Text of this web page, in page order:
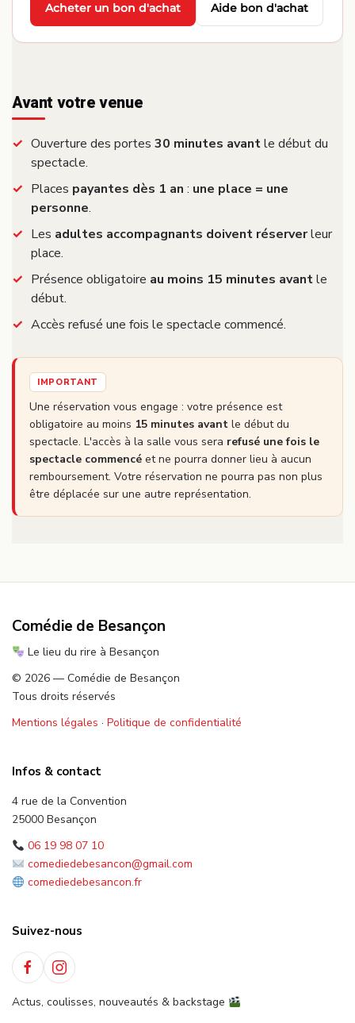
Acheter un bon d'achat
·
Aide bon d'achat
Avant votre venue
Ouverture des portes 30 minutes avantle début du
spectacle.
Places payantes dès 1 an : une place = une
personne.
Les adultes accompagnants doivent réserverleur
place.
Présence obligatoire au moins 15 minutes avantle
début.
Accès refusé une fois le spectacle commencé.
IMPORTANT
Une réservation vous engage : votre présence est
obligatoire au moins 15 minutes avant le début du
spectacle. L'accès à la salle vous sera refusé une fois le
spectacle commencé et ne pourra donner lieu à aucun
remboursement. Votre réservation ne pourra pas non plus
être déplacée sur une autre représentation.
Comédie de Besançon
Le lieu du rire à Besançon
© 2026 — Comédie de Besançon
Tous droits réservés
Mentions légales · Politique de confidentialité
Infos & contact
4 rue de la Convention
25000 Besançon
06 19 98 07 10
comediedebesancon@gmail.com
comediedebesancon.fr
Suivez-nous
Actus, coulisses, nouveautés & backstage